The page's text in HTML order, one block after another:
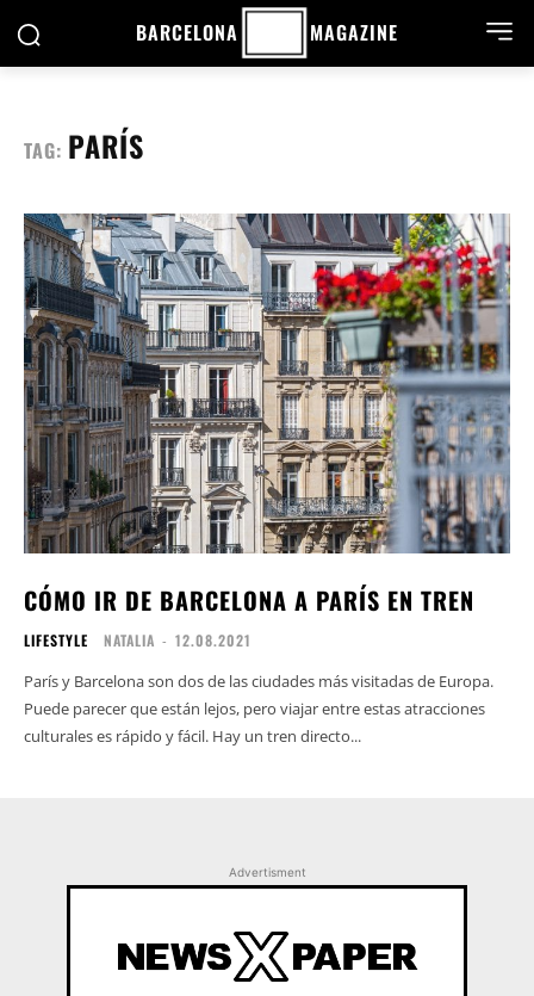
BARCELONA MAGAZINE
TAG: PARÍS
CÓMO IR DE BARCELONA A PARÍS EN TREN
LIFESTYLE NATALIA - 12.08.2021
París y Barcelona son dos de las ciudades más visitadas de Europa.
Puede parecer que están lejos, pero viajar entre estas atracciones
culturales es rápido y fácil. Hay un tren directo...
Advertisment